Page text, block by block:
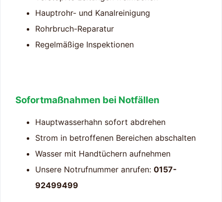
Hauptrohr- und Kanalreinigung
Rohrbruch-Reparatur
Regelmäßige Inspektionen
Sofortmaßnahmen bei Notfällen
Hauptwasserhahn sofort abdrehen
Strom in betroffenen Bereichen abschalten
Wasser mit Handtüchern aufnehmen
Unsere Notrufnummer anrufen: 0157-
92499499